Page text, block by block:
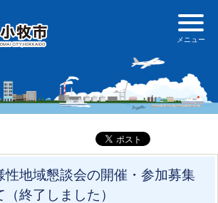
性地域懇談会の開催・参加募集
（終了しました）